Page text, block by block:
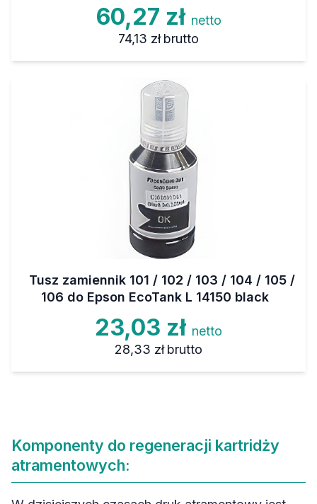
60,27 zł netto
74,13 zł brutto
Tusz zamiennik 101 / 102 / 103 / 104 / 105 /
106 do Epson EcoTank L 14150 black
23,03 zł netto
28,33 zł brutto
Komponenty do regeneracji kartridży
atramentowych: